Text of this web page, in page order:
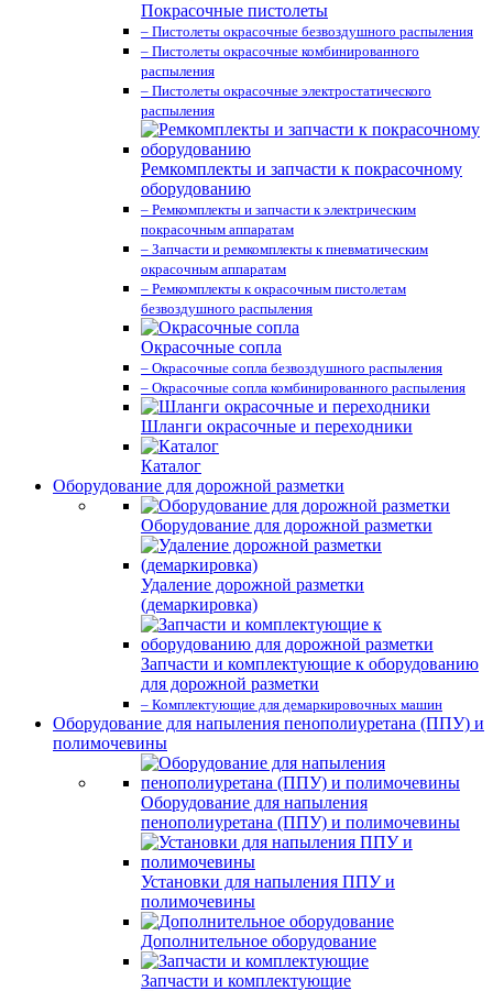
Покрасочные пистолеты
– Пистолеты окрасочные безвоздушного распыления
– Пистолеты окрасочные комбинированного
распыления
– Пистолеты окрасочные электростатического
распыления
Ремкомплекты и запчасти к покрасочному
оборудованию
– Ремкомплекты и запчасти к электрическим
покрасочным аппаратам
– Запчасти и ремкомплекты к пневматическим
окрасочным аппаратам
– Ремкомплекты к окрасочным пистолетам
безвоздушного распыления
Окрасочные сопла
– Окрасочные сопла безвоздушного распыления
– Окрасочные сопла комбинированного распыления
Шланги окрасочные и переходники
Каталог
Оборудование для дорожной разметки
Оборудование для дорожной разметки
Удаление дорожной разметки
(демаркировка)
Запчасти и комплектующие к оборудованию
для дорожной разметки
– Комплектующие для демаркировочных машин
Оборудование для напыления пенополиуретана (ППУ) и
полимочевины
Оборудование для напыления
пенополиуретана (ППУ) и полимочевины
Установки для напыления ППУ и
полимочевины
Дополнительное оборудование
Запчасти и комплектующие